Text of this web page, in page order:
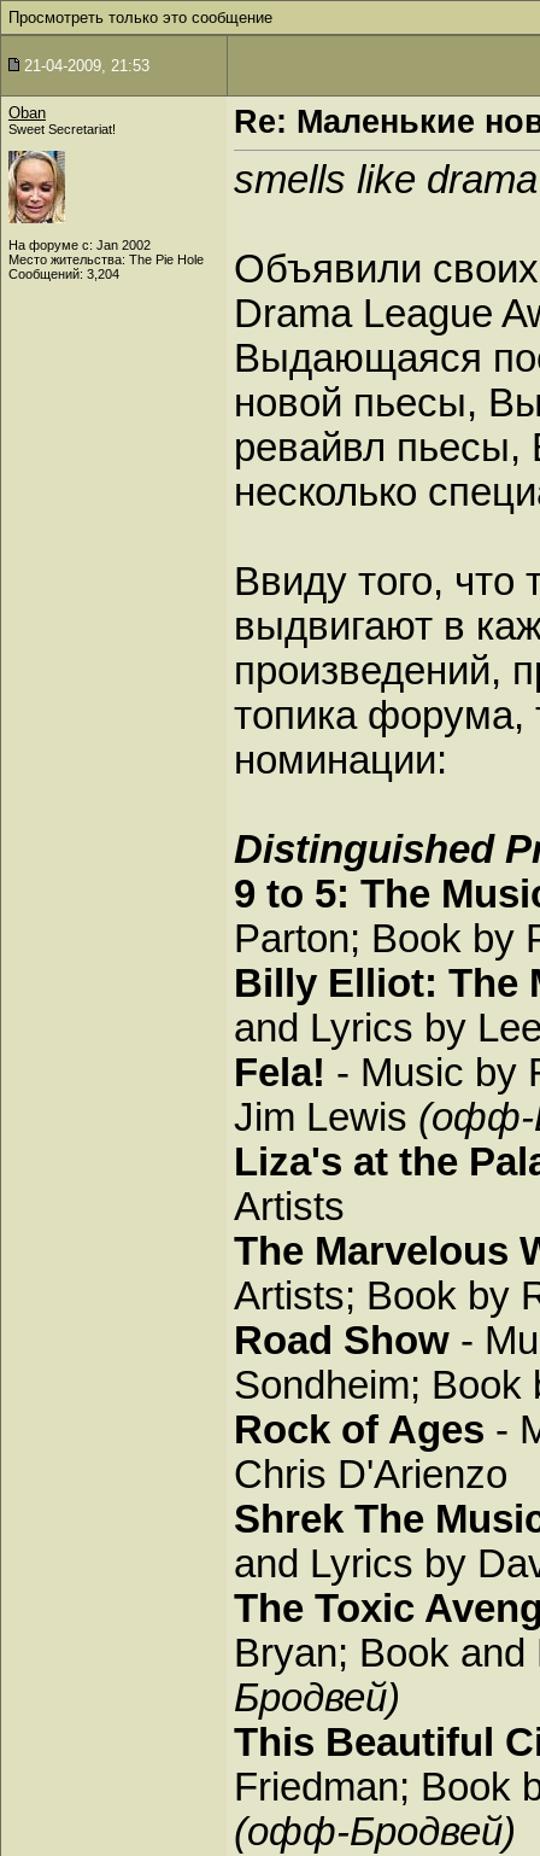
Просмотреть только это сообщение
21-04-2009, 21:53
Oban
Sweet Secretariat!
На форуме с: Jan 2002
Место жительства: The Pie Hole
Сообщений: 3,204
Re: Маленькие
smells like
Объявили
Drama League
Выдающаяся
новой пьесы,
ревайвл пьесы,
несколько
Ввиду того, что
выдвигают в
произведений,
топика форума,
номинации:
Distinguished
9 to 5: The
Parton; Book by
Billy Elliot: The
and Lyrics by
Fela! - Music by
Jim Lewis (офф-
Liza's at the
Artists
The Marvelous
Artists; Book by
Road Show -
Sondheim;
Rock of Ages -
Chris D'Arienzo
Shrek The
and Lyrics by
The Toxic
Bryan; Book
Бродвей)
This Beautiful
Friedman; Book
(офф-Бродвей)